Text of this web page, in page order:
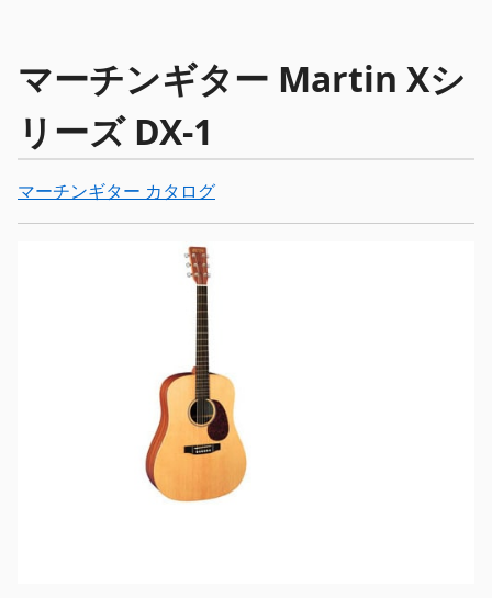
マーチンギター Martin Xシ
リーズ DX-1
マーチンギター カタログ